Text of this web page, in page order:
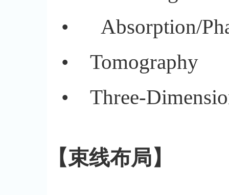
•
Absorption/
•
Tomography
•
Three-
【束线布局】